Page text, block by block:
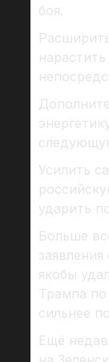
боя.
Усилить
ударить
Больше
якобы
Трампа
сильнее
Ещё